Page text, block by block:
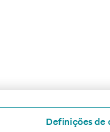
Definições de